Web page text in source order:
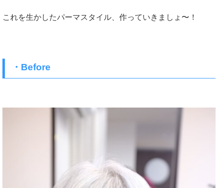
これを生かしたパーマスタイル、作っていきましょ〜！
・Before